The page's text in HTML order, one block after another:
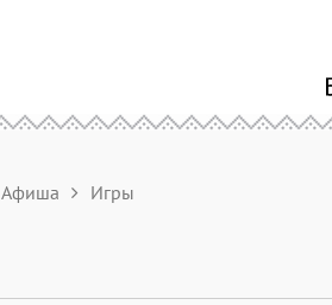
Афиша Игры